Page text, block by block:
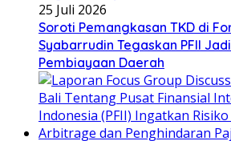
25 Juli 2026
Soroti Pemangkasan TKD di
Syabarrudin Tegaskan PFII
Pembiayaan Daerah